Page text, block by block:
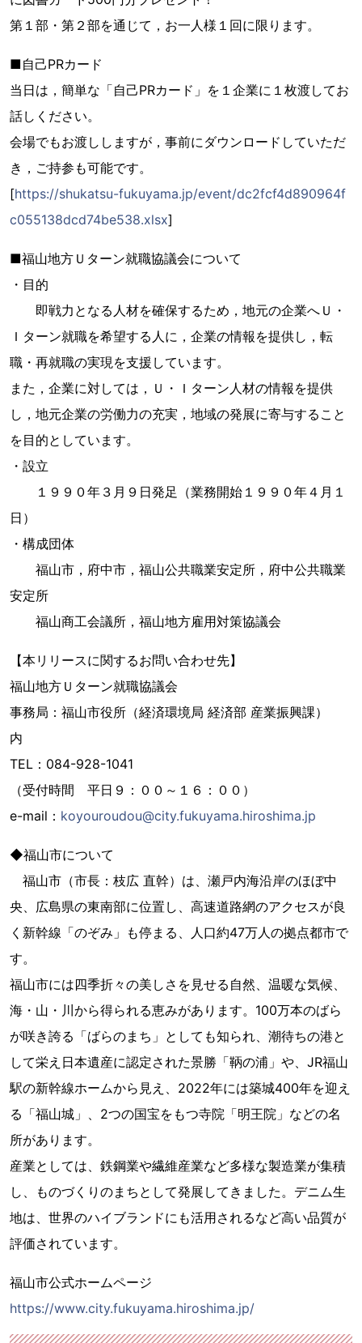
第１部・第２部を通じて，お一人様１回に限ります。
■自己PRカード
当日は，簡単な「自己PRカード」を１企業に１枚渡してお
話しください。
会場でもお渡ししますが，事前にダウンロードしていただ
き，ご持参も可能です。
[https://shukatsu-fukuyama.jp/event/dc2fcf4d890964f
c055138dcd74be538.xlsx]
■福山地方Ｕターン就職協議会について
・目的
即戦力となる人材を確保するため，地元の企業へＵ・
Ｉターン就職を希望する人に，企業の情報を提供し，転
職・再就職の実現を支援しています。
また，企業に対しては，Ｕ・Ｉターン人材の情報を提供
し，地元企業の労働力の充実，地域の発展に寄与すること
を目的としています。
・設立
１９９０年３月９日発足（業務開始１９９０年４月１
日）
・構成団体
福山市，府中市，福山公共職業安定所，府中公共職業
安定所
福山商工会議所，福山地方雇用対策協議会
【本リリースに関するお問い合わせ先】
福山地方Ｕターン就職協議会
事務局：福山市役所（経済環境局 経済部 産業振興課）
内
TEL：084-928-1041
（受付時間 平日９：００～１６：００）
e-mail： koyouroudou@city.fukuyama.hiroshima.jp
◆福山市について
福山市（市長：枝広 直幹）は、瀬戸内海沿岸のほぼ中
央、広島県の東南部に位置し、高速道路網のアクセスが良
く新幹線「のぞみ」も停まる、人口約47万人の拠点都市で
す。
福山市には四季折々の美しさを見せる自然、温暖な気候、
海・山・川から得られる恵みがあります。100万本のばら
が咲き誇る「ばらのまち」としても知られ、潮待ちの港と
して栄え日本遺産に認定された景勝「鞆の浦」や、JR福山
駅の新幹線ホームから見え、2022年には築城400年を迎え
る「福山城」、2つの国宝をもつ寺院「明王院」などの名
所があります。
産業としては、鉄鋼業や繊維産業など多様な製造業が集積
し、ものづくりのまちとして発展してきました。デニム生
地は、世界のハイブランドにも活用されるなど高い品質が
評価されています。
福山市公式ホームページ
https://www.city.fukuyama.hiroshima.jp/